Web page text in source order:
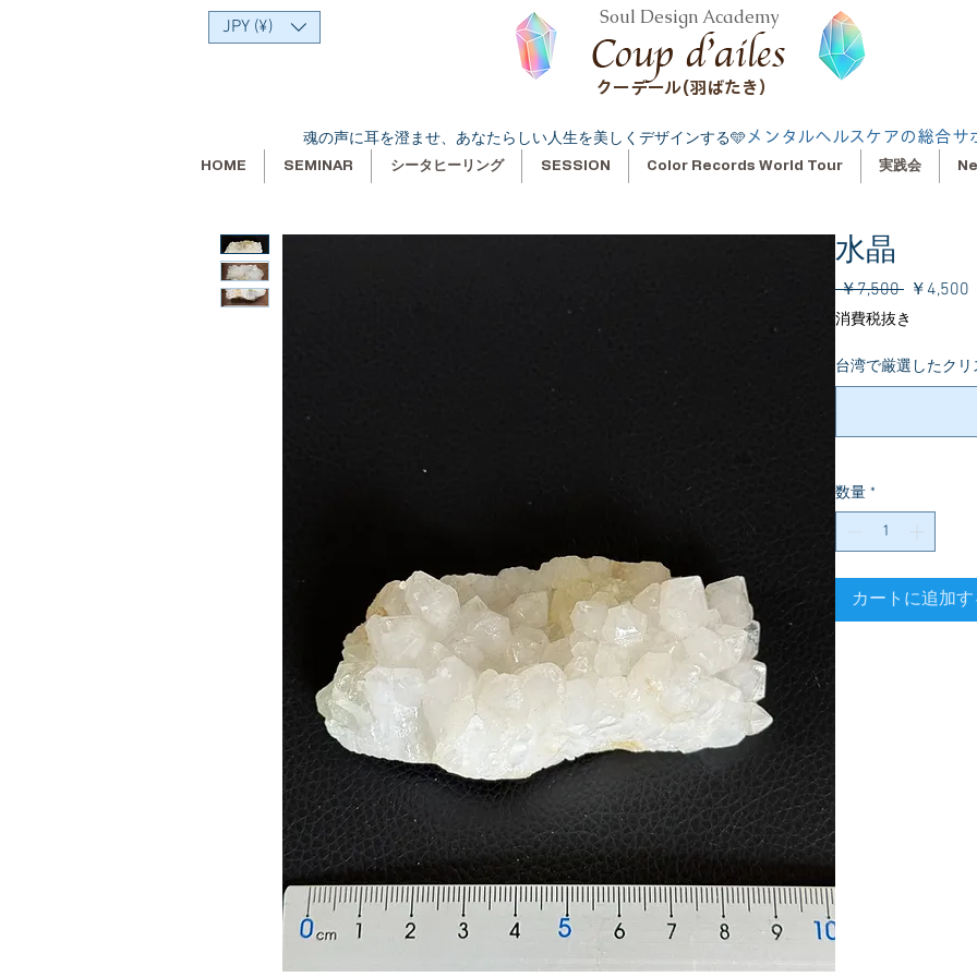
JPY (¥) Soul Design Academy
クーデール(羽ばたき）
魂の声に耳を澄ませ、あなたらしい人生を美しくデザインする🩵 メンタルヘルスケアの総合
HOME SEMINAR シータヒーリング SESSION Color Records World Tour 実践会
水晶
￥7,500 通
常
価
格
￥4,500
消費税抜き
台湾で厳選したク
数量 *
カートに追加